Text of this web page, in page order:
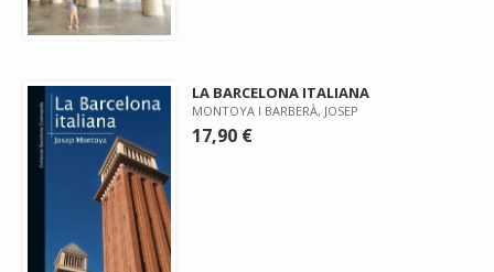
LA BARCELONA ITALIANA
MONTOYA I BARBERÀ, JOSEP
17,90 €